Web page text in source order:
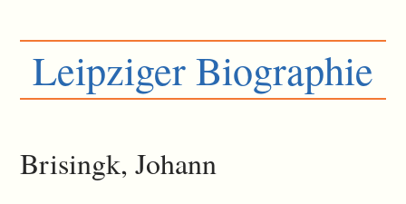
Leipziger Biographie
Brisingk, Johann